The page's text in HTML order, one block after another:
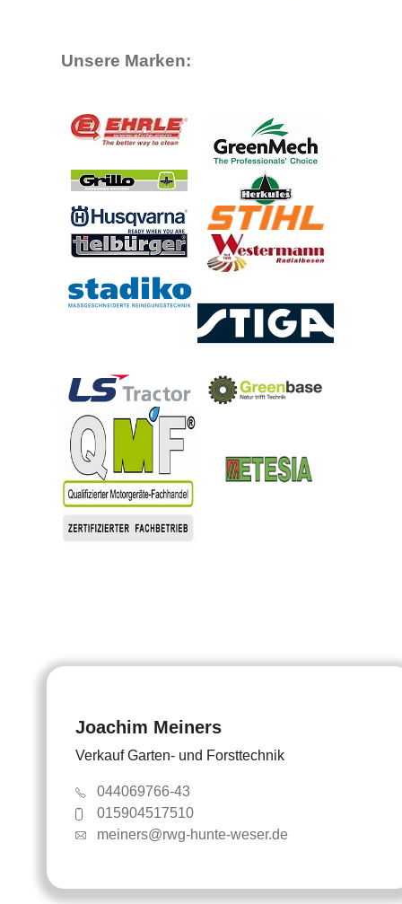
Unsere Marken:
Joachim Meiners
Verkauf Garten- und Forsttechnik
044069766-43
015904517510
meiners@rwg-hunte-weser.de